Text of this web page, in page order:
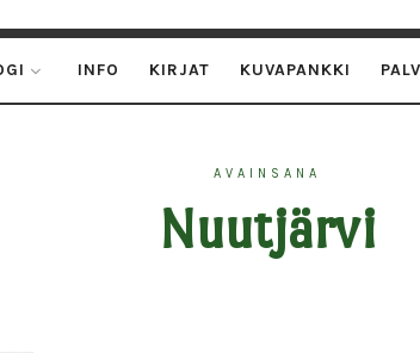
INFO KIRJAT KUVAPANKKI
AVAINSANA
Nuutjärvi